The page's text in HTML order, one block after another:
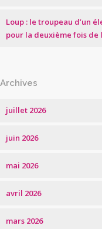
Loup : le troupeau d’un
pour la deuxième fois de
Archives
juillet 2026
juin 2026
mai 2026
avril 2026
mars 2026